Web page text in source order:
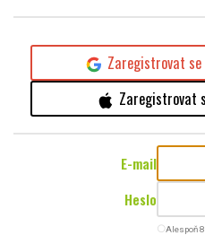
Zaregistrovat se
Zaregistrovat
E-mail
Heslo
radio_button_uncheckedAlespoň